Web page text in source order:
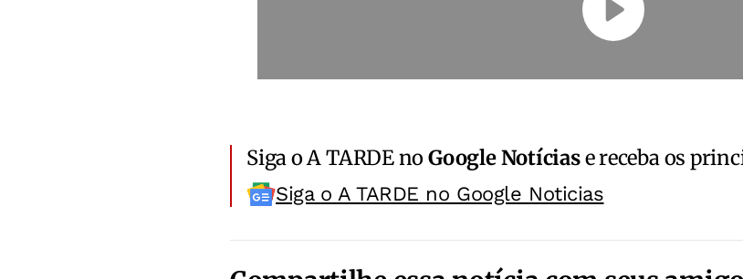
Siga o A TARDE noGoogle Notíciase receba os
Siga o A TARDE no Google Noticias